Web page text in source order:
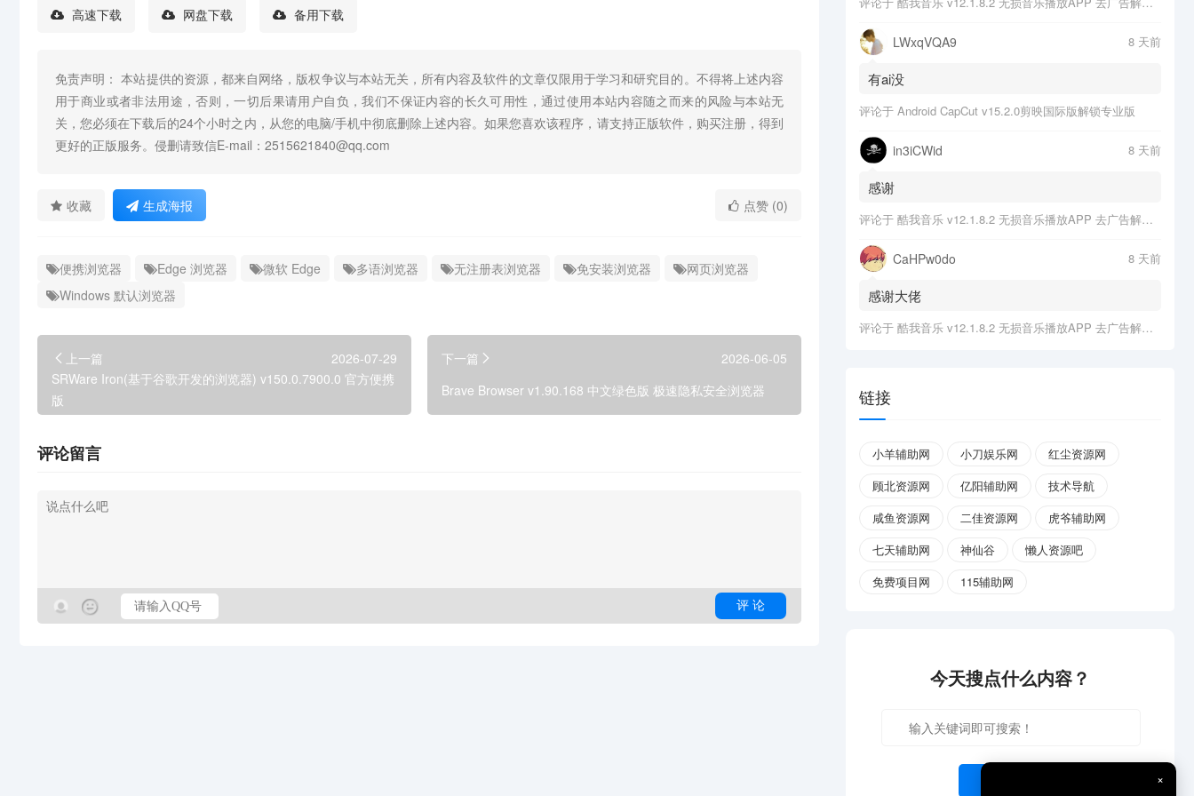
高速下载 网盘下载 备用下载
免责声明： 本站提供的资源，都来自网络，版权争议与本站无关，所有内容及软件的文章仅限用于学习和研究目的。不得将上述内容
用于商业或者非法用途，否则，一切后果请用户自负，我们不保证内容的长久可用性，通过使用本站内容随之而来的风险与本站无
关，您必须在下载后的24个小时之内，从您的电脑/手机中彻底删除上述内容。如果您喜欢该程序，请支持正版软件，购买注册，得到
更好的正版服务。侵删请致信E-mail：2515621840@qq.com
收藏 生成海报 点赞 (0)
便携浏览器 Edge 浏览器 微软 Edge 多语浏览器 无注册表浏览器 免安装浏览器
网页浏览器
Windows 默认浏览器
上一篇
2026-07-29
SRWare Iron(基于谷歌开发的浏览器) v150.0.7900.0 官方便携
版
下一篇
2026-06-05
Brave Browser v1.90.168 中文绿色版 极速隐私安全浏览器
评论留言
LWxqVQA9 8 天前
有ai没
评论于 Android CapCut v15.2.0剪映国际版解锁专业版
in3iCWid 8 天前
感谢
评论于 酷我音乐 v12.1.8.2 无损音乐播放APP 去广告解锁会员版
CaHPw0do 8 天前
感谢大佬
评论于 酷我音乐 v12.1.8.2 无损音乐播放APP 去广告解锁会员版
链接
小羊辅助网 小刀娱乐网
红尘资源网
顾北资源网
亿阳辅助网
技术导航
咸鱼资源网
二佳资源网
虎爷辅助网
七天辅助网
神仙谷
懒人资源吧
免费项目网
115辅助网
今天搜点什么内容？
×